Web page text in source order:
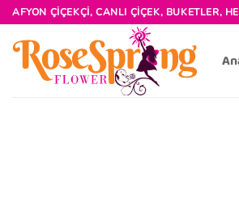
İçeriğe
atla
AFYON ÇIÇEKÇI, CANLI ÇIÇEK, BUKETLER,